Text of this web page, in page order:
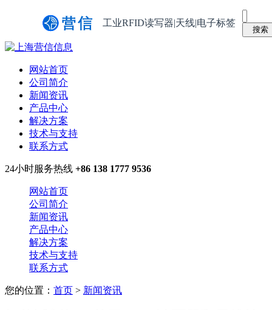
工业RFID读写器|天线|电子标签
网站首页
公司简介
新闻资讯
产品中心
解决方案
技术与支持
联系方式
24小时服务热线 +86 138 1777 9536
网站首页
公司简介
新闻资讯
产品中心
解决方案
技术与支持
联系方式
您的位置： 首页 > 新闻资讯